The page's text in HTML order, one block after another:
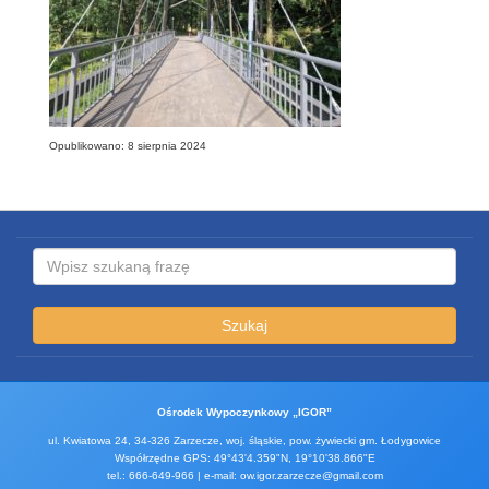
Opublikowano: 8 sierpnia 2024
Szukaj
Ośrodek Wypoczynkowy „IGOR”
ul. Kwiatowa 24, 34-326 Zarzecze, woj. śląskie, pow. żywiecki gm. Łodygowice
Współrzędne GPS: 49°43'4.359"N, 19°10'38.866"E
tel.: 666-649-966 | e-mail: ow.igor.zarzecze@gmail.com